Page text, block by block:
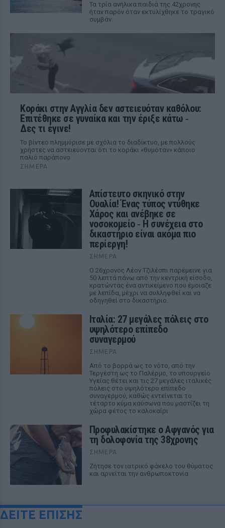
Τα τρία ανήλικα παιδιά της 42χρονης
ήταν παρόν όταν εκτυλίχθηκε το τραγικό
συμβάν.
Kοράκι στην Αγγλία δεν αστειευόταν καθόλου:
Επιτέθηκε σε γυναίκα και την έριξε κάτω ‑
Δες τι έγινε!
Το βίντεο πλημμύρισε με σχόλια το διαδίκτυο, με πολλούς
χρήστες να αστειεύονται ότι το κοράκι «θυμόταν» κάποιο
παλιό παράπονο
ΣΉΜΕΡΑ
Απίστευτο σκηνικό στην
Ουαλία! Ένας τύπος ντύθηκε
Χάρος και ανέβηκε σε
νοσοκομείο ‑ H συνέχεια στο
δικαστήριο είναι ακόμα πιο
περίεργη!
ΣΉΜΕΡΑ
Ο 26χρονος Λέον Τζιλέσπι παρέμεινε για
50 λεπτά πάνω από την κεντρική είσοδο,
κρατώντας ένα αντικείμενο που έμοιαζε
με λεπίδα, μέχρι να συλληφθεί και να
οδηγηθεί στο δικαστήριο.
Ιταλία: 27 μεγάλες πόλεις στο
υψηλότερο επίπεδο
συναγερμού
ΣΉΜΕΡΑ
Από το βορρά ως το νότο, από την
Τεργέστη ως το Παλέρμο, το υπουργείο
Υγείας θέτει και τις 27 μεγάλες ιταλικές
πόλεις στο υψηλότερο επίπεδο
συναγερμού, καθώς εντείνεται το
τέταρτο κύμα καύσωνα που μαστίζει τη
χώρα φέτος το καλοκαίρι
Προφυλακίστηκε ο Αφγανός για
τη δολοφονία της 38χρονης
ΣΉΜΕΡΑ
Ζήτησε τον ιατρικό φάκελο του θύματος
και αρνείται την ανθρωποκτονία
ΔΕΙΤΕ ΕΠΙΣΗΣ